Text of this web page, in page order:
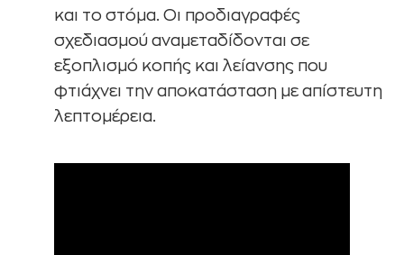
και το στόμα. Οι προδιαγραφές
σχεδιασμού αναμεταδίδονται σε
εξοπλισμό κοπής και λείανσης που
φτιάχνει την αποκατάσταση με απίστευτη
λεπτομέρεια.